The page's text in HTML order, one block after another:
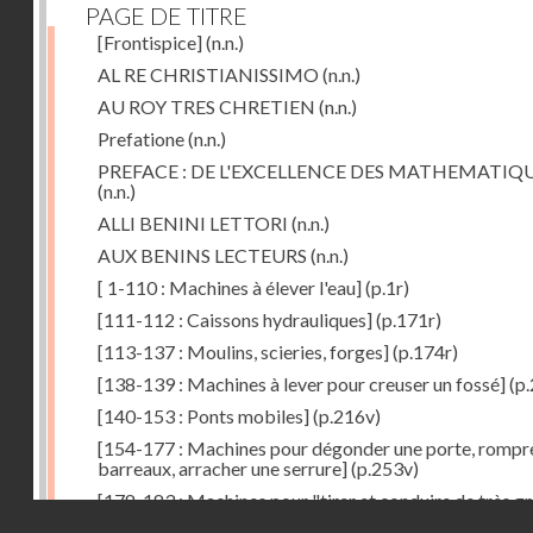
PAGE DE TITRE
[Frontispice](n.n.)
AL RE CHRISTIANISSIMO (n.n.)
AU ROY TRES CHRETIEN (n.n.)
Prefatione(n.n.)
PREFACE : DE L'EXCELLENCE DES
(n.n.)
ALLI BENINI LETTORI (n.n.)
AUX BENINS LECTEURS (n.n.)
[ 1-110 : Machines à élever l'eau](p.1r)
[111-112 : Caissons hydrauliques](p.171r)
[113-137 : Moulins, scieries, forges](p.174r)
[138-139 : Machines à lever pour creuser un fossé]
[140-153 : Ponts mobiles](p.216v)
[154-177 : Machines pour dégonder une porte,
barreaux, arracher une serrure](p.253v)
[178-183 : Machines pour "tirer et conduire de très